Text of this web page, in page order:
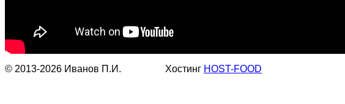
© 2013-2026 Иванов П.И. Хостинг HOST-FOOD